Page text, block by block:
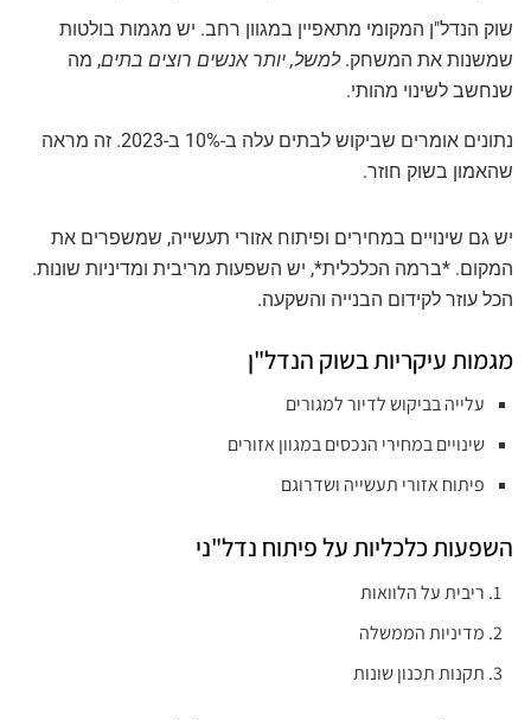
שוק הנדל"ן המקומי מתאפיין במגוון רחב. יש מגמות בולטות
שמשנות את המשחק.למשל, יותר אנשים רוצים בתים, מה
שנחשב לשינוי מהותי.
נתונים אומרים שביקוש לבתים עלה ב-10% ב-2023. זה מראה
שהאמון בשוק חוזר.
יש גם שינויים במחירים ופיתוח אזורי תעשייה, שמשפרים את
המקום. *ברמה הכלכלית*, יש השפעות מריבית ומדיניות שונות.
הכל עוזר לקידום הבנייה והשקעה.
מגמות עיקריות בשוק הנדל"ן
עלייה בביקוש לדיור למגורים
שינויים במחירי הנכסים במגוון אזורים
פיתוח אזורי תעשייה ושדרוגם
השפעות כלכליות על פיתוח נדל"ני
ריבית על הלוואות
מדיניות הממשלה
תקנות תכנון שונות